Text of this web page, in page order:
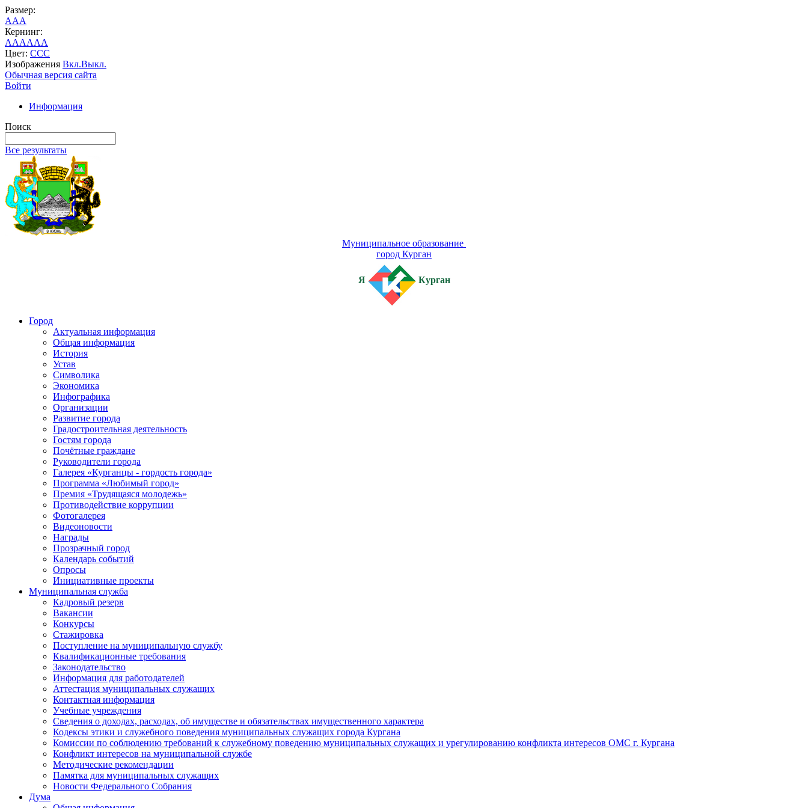
Размер:
AAA
Кернинг:
AAAAAA
Цвет: CCC
Изображения Вкл.Выкл.
Обычная версия сайта
Войти
Информация
Поиск
Все результаты
Муниципальное образование
город Курган
Я Курган
Город
Актуальная информация
Общая информация
История
Устав
Символика
Экономика
Инфографика
Организации
Развитие города
Градостроительная деятельность
Гостям города
Почётные граждане
Руководители города
Галерея «Курганцы - гордость города»
Программа «Любимый город»
Премия «Трудящаяся молодежь»
Противодействие коррупции
Фотогалерея
Видеоновости
Награды
Прозрачный город
Календарь событий
Опросы
Инициативные проекты
Муниципальная служба
Кадровый резерв
Вакансии
Конкурсы
Стажировка
Поступление на муниципальную службу
Квалификационные требования
Законодательство
Информация для работодателей
Аттестация муниципальных служащих
Контактная информация
Учебные учреждения
Сведения о доходах, расходах, об имуществе и обязательствах имущественного характера
Кодексы этики и служебного поведения муниципальных служащих города Кургана
Комиссии по соблюдению требований к служебному поведению муниципальных служащих и урегулированию конфликта интересов ОМС г. Кургана
Конфликт интересов на муниципальной службе
Методические рекомендации
Памятка для муниципальных служащих
Новости Федерального Cобрания
Дума